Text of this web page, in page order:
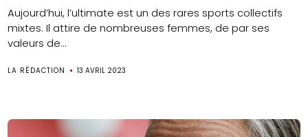
Aujourd’hui, l’ultimate est un des rares sports collectifs
mixtes. Il attire de nombreuses femmes, de par ses
valeurs de...
LA RÉDACTION 13 AVRIL 2023